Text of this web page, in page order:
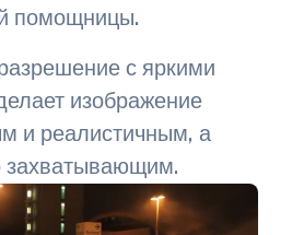
помощницы.
с яркими
изображение
и реалистичным, а
захватывающим.